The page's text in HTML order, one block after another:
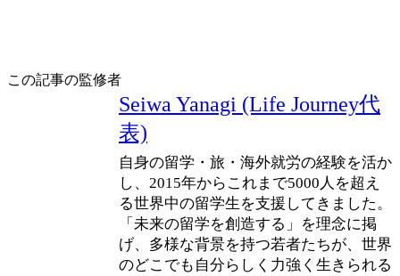
この記事の監修者
Seiwa Yanagi (Life Journey代
表)
自身の留学・旅・海外就労の経験を活か
し、2015年からこれまで5000人を超え
る世界中の留学生を支援してきました。
「未来の留学を創造する」を理念に掲
げ、多様な背景を持つ若者たちが、世界
のどこでも自分らしく力強く生きられる